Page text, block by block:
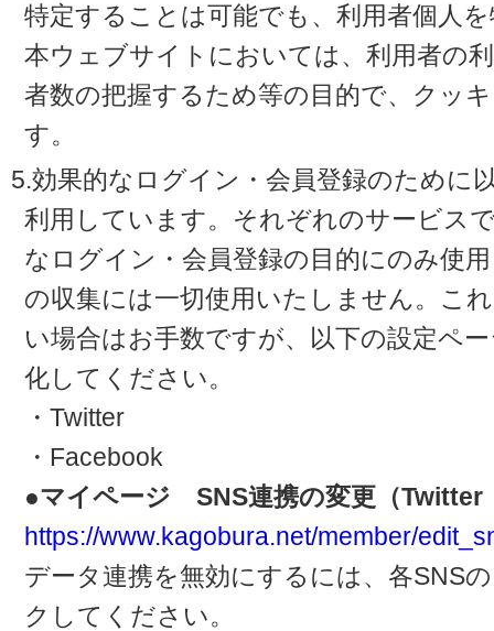
特定することは可能でも、利用者個人
本ウェブサイトにおいては、利用者の
者数の把握するため等の目的で、クッ
す。
5.効果的なログイン・会員登録のために
利用しています。それぞれのサービス
なログイン・会員登録の目的にのみ使
の収集には一切使用いたしません。こ
い場合はお手数ですが、以下の設定ペ
化してください。
・Twitter
・Facebook
●マイページ SNS連携の変更（Twitter
https://www.kagobura.net/member/
データ連携を無効にするには、各SNS
クしてください。